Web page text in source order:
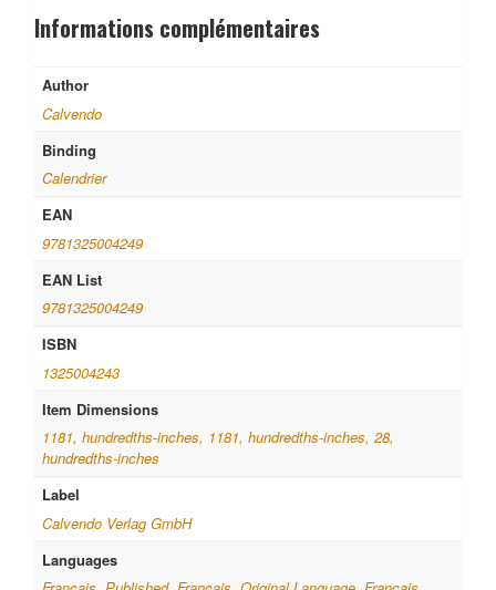
Informations complémentaires
Author
Calvendo
Binding
Calendrier
EAN
9781325004249
EAN List
9781325004249
ISBN
1325004243
Item Dimensions
1181, hundredths-inches, 1181, hundredths-inches, 28,
hundredths-inches
Label
Calvendo Verlag GmbH
Languages